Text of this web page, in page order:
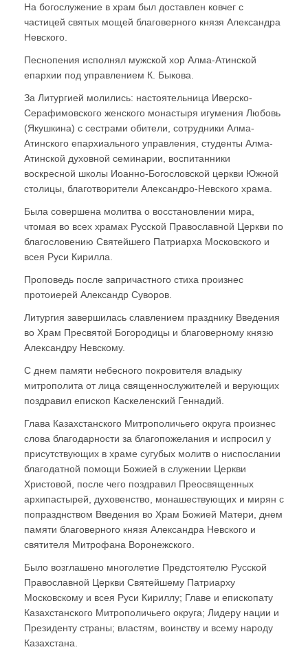
На богослужение в храм был доставлен ковчег с
частицей святых мощей благоверного князя Александра
Невского.
Песнопения исполнял мужской хор Алма-Атинской
епархии под управлением К. Быкова.
За Литургией молились: настоятельница Иверско-
Серафимовского женского монастыря игумения Любовь
(Якушкина) с сестрами обители, сотрудники Алма-
Атинского епархиального управления, студенты Алма-
Атинской духовной семинарии, воспитанники
воскресной школы Иоанно-Богословской церкви Южной
столицы, благотворители Александро-Невского храма.
Была совершена молитва о восстановлении мира,
чтомая во всех храмах Русской Православной Церкви по
благословению Святейшего Патриарха Московского и
всея Руси Кирилла.
Проповедь после запричастного стиха произнес
протоиерей Александр Суворов.
Литургия завершилась славлением празднику Введения
во Храм Пресвятой Богородицы и благоверному князю
Александру Невскому.
С днем памяти небесного покровителя владыку
митрополита от лица священнослужителей и верующих
поздравил епископ Каскеленский Геннадий.
Глава Казахстанского Митрополичьего округа произнес
слова благодарности за благопожелания и испросил у
присутствующих в храме сугубых молитв о ниспослании
благодатной помощи Божией в служении Церкви
Христовой, после чего поздравил Преосвященных
архипастырей, духовенство, монашествующих и мирян с
попразднством Введения во Храм Божией Матери, днем
памяти благоверного князя Александра Невского и
святителя Митрофана Воронежского.
Было возглашено многолетие Предстоятелю Русской
Православной Церкви Святейшему Патриарху
Московскому и всея Руси Кириллу; Главе и епископату
Казахстанского Митрополичьего округа; Лидеру нации и
Президенту страны; властям, воинству и всему народу
Казахстана.